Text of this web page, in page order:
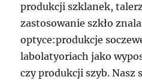
produkcji szklanek,
zastosowanie szkło
optyce:produkcje
labolatyoriach jako
czy produkcji szyb. Nasz